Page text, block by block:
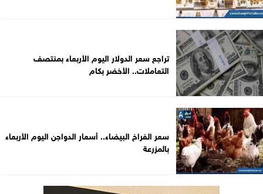
تراجع سعر الدولار اليوم الأربعاء بمنتصف
التعاملات.. الأخضر بكام
سعر الفراخ البيضاء.. أسعار الدواجن اليوم الأربعاء
بالمزرعة